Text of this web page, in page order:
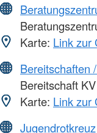
Karte: Link zur
Bereitschaften
Bereitschaft
Karte: Link zur
Jugendrotkreuz